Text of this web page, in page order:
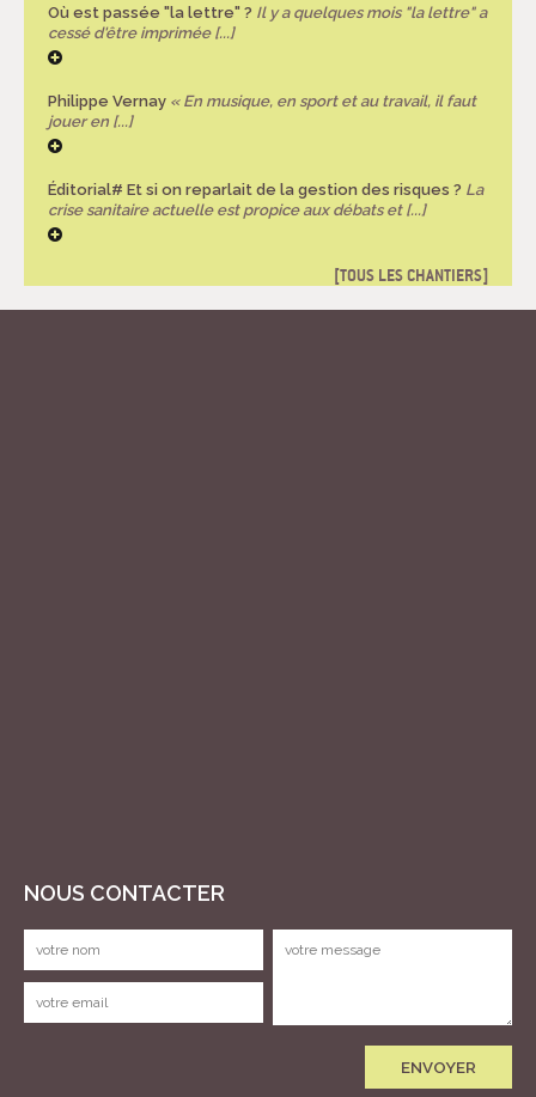
Où est passée "la lettre" ? Il y a quelques mois "la lettre" a
cessé d'être imprimée [...]
Philippe Vernay « En musique, en sport et au travail, il faut
jouer en [...]
Éditorial# Et si on reparlait de la gestion des risques ? La
crise sanitaire actuelle est propice aux débats et [...]
TOUS LES CHANTIERS
NOUS CONTACTER